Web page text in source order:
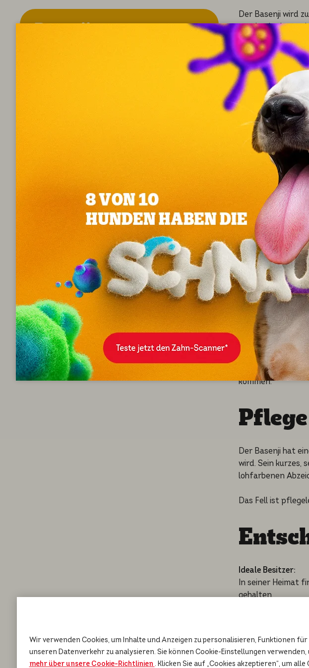
Basenji
Der Basenji wird
werden in den
verspeist. Der
Deutschem
äußerliche
Der Kanaan Dog
In seiner
Raubwildes wie
jaulendes Heulen
klimatisch
Der Basenji wird in
Hündinnen
ein Gewicht von
Persönlichkeit,
Basenjis sind
Sie können sehr
Anfänger nicht
Zusammenleben
Wurde der
kommen.
Pflege
Der Basenji hat
wird. Sein kurzes,
lohfarbenen
Das Fell ist
Ideale Besitzer:
In seiner Heimat
gehalten.
Der Basenji
Wir verwenden Cookies, um Inhalte und Anzeigen zu personalisieren, Funktionen
unseren Datenverkehr zu analysieren. Sie können Cookie-Einstellungen
mehr über unsere Cookie-Richtlinien (opens in a new tab)
. Klicken Sie auf „Cookies akzeptieren“, um